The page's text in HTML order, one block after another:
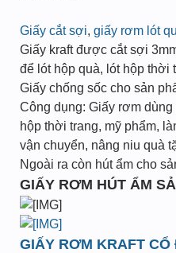
Giấy cắt sợi, giấy rơm lót
Giấy kraft được cắt sợi
để lót hộp quà, lót hộp thời
Giấy chống sốc cho sản
Công dụng: Giấy rơm
hộp thời trang, mỹ phẩm,
vận chuyển, nâng niu quà
Ngoài ra còn hút ẩm cho
GIẤY RƠM HÚT ẨM
GIẤY RƠM KRAFT CỔ